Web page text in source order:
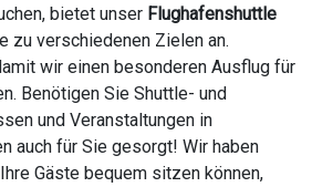
bietet unser Flughafenshuttle
zu verschiedenen Zielen an.
wir einen besonderen Ausflug für
Benötigen Sie Shuttle- und
und Veranstaltungen in
auch für Sie gesorgt! Wir haben
Gäste bequem sitzen können,